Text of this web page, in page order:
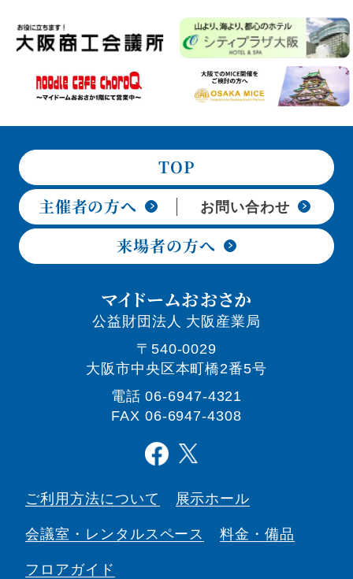
TOP
主催者の方へ
お問い合わせ
来場者の方へ
マイドームおおさか
公益財団法人 大阪産業局
〒540-0029
大阪市中央区本町橋2番5号
電話06-6947-4321
FAX 06-6947-4308
ご利用方法について 展示ホール
会議室・ レンタルスペース 料金・備品
フロアガイド